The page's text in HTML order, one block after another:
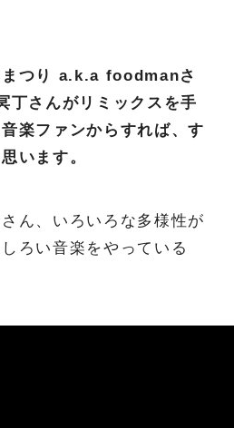
まつり a.k.a foodmanさ
丁さんがリミックスを手
楽ファンからすれば、す
います。
ん、いろいろな多様性が
ろい音楽をやっている